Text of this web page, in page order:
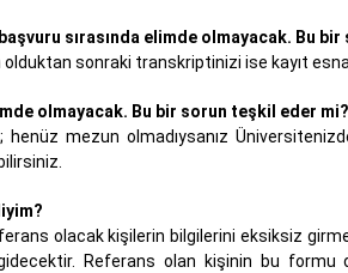
sırasında elimde olmayacak. Bu
sonraki transkriptinizi ise kayıt
olmayacak. Bu bir sorun teşkil eder mi?
mezun olmadıysanız
olacak kişilerin bilgilerini eksiksiz
Referans olan kişinin bu formu